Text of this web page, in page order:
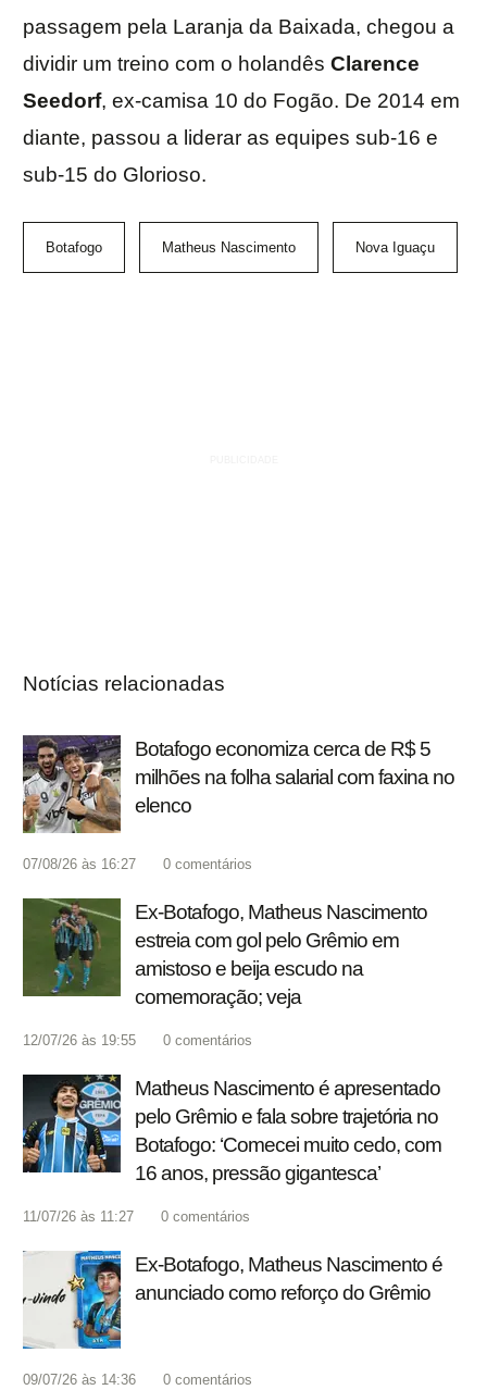
passagem pela Laranja da Baixada, chegou a
dividir um treino com o holandês Clarence
Seedorf, ex-camisa 10 do Fogão. De 2014 em
diante, passou a liderar as equipes sub-16 e
sub-15 do Glorioso.
Botafogo Matheus Nascimento Nova Iguaçu
Notícias relacionadas
Botafogo economiza cerca de R$ 5
milhões na folha salarial com faxina no
elenco
07/08/26 às 16:27 0 comentários
Ex-Botafogo, Matheus Nascimento
estreia com gol pelo Grêmio em
amistoso e beija escudo na
comemoração; veja
12/07/26 às 19:55 0 comentários
Matheus Nascimento é apresentado
pelo Grêmio e fala sobre trajetória no
Botafogo: ‘Comecei muito cedo, com
16 anos, pressão gigantesca’
11/07/26 às 11:27 0 comentários
Ex-Botafogo, Matheus Nascimento é
anunciado como reforço do Grêmio
09/07/26 às 14:36 0 comentários